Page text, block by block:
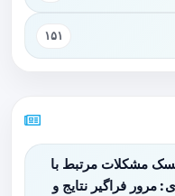
۱۵۱
مشکلات مرتبط با
مرور فراگیر نتایج و